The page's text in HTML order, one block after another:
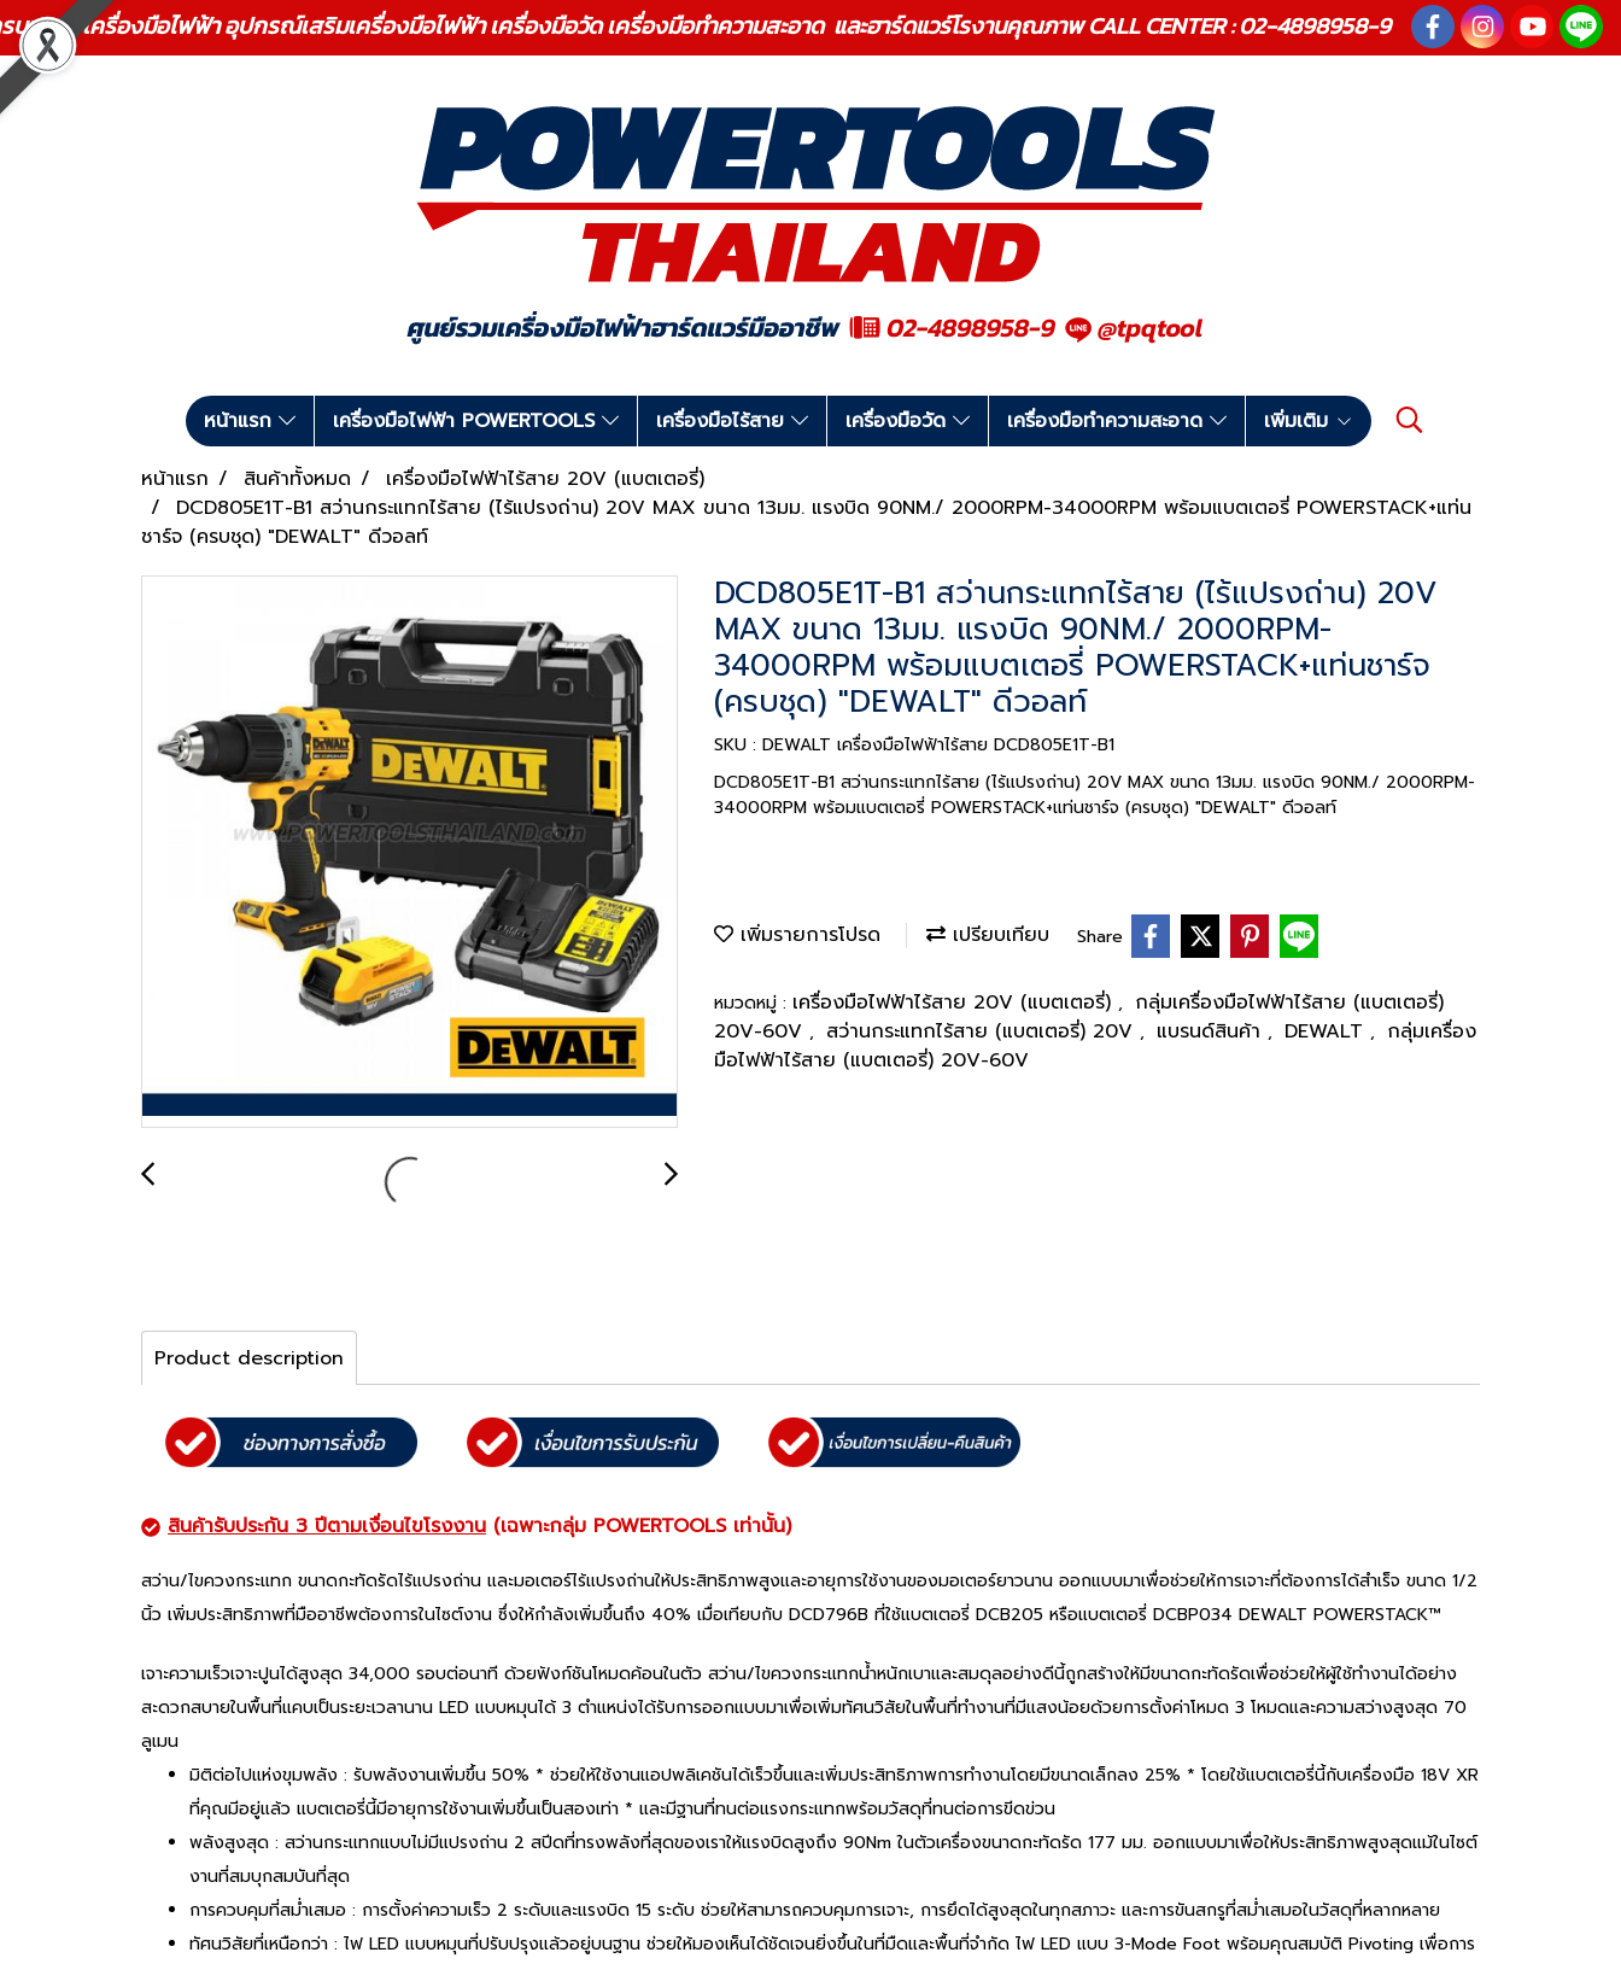
บวงจร เครื่องมือไฟฟ้า อุปกรณ์เสริมเครื่องมือไฟฟ้า เครื่องมือวัด เครื่องมือทำความสะอาด และฮาร์ดแวร์โรงานคุณภาพ CALL CENTER : 02-4898958-9
หน้าแรก เครื่องมือไฟฟ้า POWERTOOLS เครื่องมือไร้สาย เครื่องมือวัด เครื่องมือทำความสะอาด
เพิ่มเติม
หน้าแรก
สินค้าทั้งหมด
เครื่องมือไฟฟ้าไร้สาย 20V (แบตเตอรี่)
DCD805E1T-B1 สว่านกระแทกไร้สาย (ไร้แปรงถ่าน) 20V MAX ขนาด 13มม. แรงบิด 90NM./ 2000RPM-34000RPM พร้อมแบตเตอรี่ POWERSTACK+แท่น
ชาร์จ (ครบชุด) "DEWALT" ดีวอลท์
DCD805E1T-B1 สว่านกระแทกไร้สาย (ไร้แปรงถ่าน) 20V
MAX ขนาด 13มม. แรงบิด 90NM./ 2000RPM-
34000RPM พร้อมแบตเตอรี่ POWERSTACK+แท่นชาร์จ
(ครบชุด) "DEWALT" ดีวอลท์
SKU : DEWALT เครื่องมือไฟฟ้าไร้สาย DCD805E1T-B1
DCD805E1T-B1 สว่านกระแทกไร้สาย (ไร้แปรงถ่าน) 20V MAX ขนาด 13มม. แรงบิด 90NM./ 2000RPM-
34000RPM พร้อมแบตเตอรี่ POWERSTACK+แท่นชาร์จ (ครบชุด) "DEWALT" ดีวอลท์
เพิ่มรายการโปรด เปรียบเทียบ Share
หมวดหมู่ : เครื่องมือไฟฟ้าไร้สาย 20V (แบตเตอรี่) , กลุ่มเครื่องมือไฟฟ้าไร้สาย (แบตเตอรี่)
20V-60V , สว่านกระแทกไร้สาย (แบตเตอรี่) 20V , แบรนด์สินค้า , DEWALT , กลุ่มเครื่อง
มือไฟฟ้าไร้สาย (แบตเตอรี่) 20V-60V
Product description
สินค้ารับประกัน 3 ปีตามเงื่อนไขโรงงาน (เฉพาะกลุ่ม POWERTOOLS เท่านั้น)
สว่าน/ไขควงกระแทก ขนาดกะทัดรัดไร้แปรงถ่าน และมอเตอร์ไร้แปรงถ่านให้ประสิทธิภาพสูงและอายุการใช้งานของมอเตอร์ยาวนาน ออกแบบมาเพื่อช่วยให้การเจาะที่ต้องการได้สำเร็จ ขนาด 1/2
นิ้ว เพิ่มประสิทธิภาพที่มืออาชีพต้องการในไซต์งาน ซึ่งให้กำลังเพิ่มขึ้นถึง 40% เมื่อเทียบกับ DCD796B ที่ใช้แบตเตอรี่ DCB205 หรือแบตเตอรี่ DCBP034 DEWALT POWERSTACK™
เจาะความเร็วเจาะปูนได้สูงสุด 34,000 รอบต่อนาที ด้วยฟังก์ชันโหมดค้อนในตัว สว่าน/ไขควงกระแทกน้ำหนักเบาและสมดุลอย่างดีนี้ถูกสร้างให้มีขนาดกะทัดรัดเพื่อช่วยให้ผู้ใช้ทำงานได้อย่าง
สะดวกสบายในพื้นที่แคบเป็นระยะเวลานาน LED แบบหมุนได้ 3 ตำแหน่งได้รับการออกแบบมาเพื่อเพิ่มทัศนวิสัยในพื้นที่ทำงานที่มีแสงน้อยด้วยการตั้งค่าโหมด 3 โหมดและความสว่างสูงสุด 70
ลูเมน
มิติต่อไปแห่งขุมพลัง : รับพลังงานเพิ่มขึ้น 50% * ช่วยให้ใช้งานแอปพลิเคชันได้เร็วขึ้นและเพิ่มประสิทธิภาพการทำงานโดยมีขนาดเล็กลง 25% * โดยใช้แบตเตอรี่นี้กับเครื่องมือ 18V XR
ที่คุณมีอยู่แล้ว แบตเตอรี่นี้มีอายุการใช้งานเพิ่มขึ้นเป็นสองเท่า * และมีฐานที่ทนต่อแรงกระแทกพร้อมวัสดุที่ทนต่อการขีดข่วน
พลังสูงสุด : สว่านกระแทกแบบไม่มีแปรงถ่าน 2 สปีดที่ทรงพลังที่สุดของเราให้แรงบิดสูงถึง 90Nm ในตัวเครื่องขนาดกะทัดรัด 177 มม. ออกแบบมาเพื่อให้ประสิทธิภาพสูงสุดแม้ในไซต์
งานที่สมบุกสมบันที่สุด
การควบคุมที่สม่ำเสมอ : การตั้งค่าความเร็ว 2 ระดับและแรงบิด 15 ระดับ ช่วยให้สามารถควบคุมการเจาะ, การยึดได้สูงสุดในทุกสภาวะ และการขันสกรูที่สม่ำเสมอในวัสดุที่หลากหลาย
ทัศนวิสัยที่เหนือกว่า : ไฟ LED แบบหมุนที่ปรับปรุงแล้วอยู่บนฐาน ช่วยให้มองเห็นได้ชัดเจนยิ่งขึ้นในที่มืดและพื้นที่จำกัด ไฟ LED แบบ 3-Mode Foot พร้อมคุณสมบัติ Pivoting เพื่อการ